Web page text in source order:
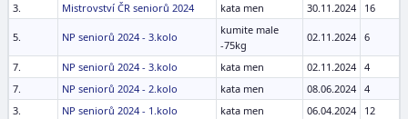
3.
Mistrovství ČR seniorů 2024 kata men 30.11.2024 16
5. NP seniorů 2024 - 3.kolo
kumite male
-75kg
02.11.2024 6
7. NP seniorů 2024 - 3.kolo kata men 02.11.2024 4
7.
NP seniorů 2024 - 2.kolo kata men 08.06.2024 4
3.
NP seniorů 2024 - 1.kolo kata men 06.04.2024 12